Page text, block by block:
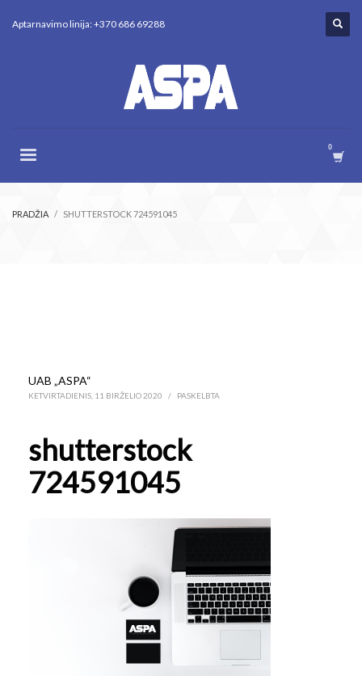
Aptarnavimo linija: +370 686 69288
PRADŽIA SHUTTERSTOCK 724591045
UAB „ASPA“
KETVIRTADIENIS, 11 BIRŽELIO 2020 / PASKELBTA
shutterstock
724591045